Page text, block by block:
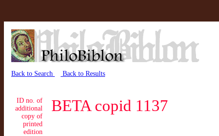
Back to Search Back to Results
ID no. of
additional
copy of
printed
edition
BETA copid 1137